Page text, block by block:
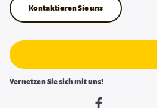
Kontaktieren Sie uns
Vernetzen Sie sich mit uns!